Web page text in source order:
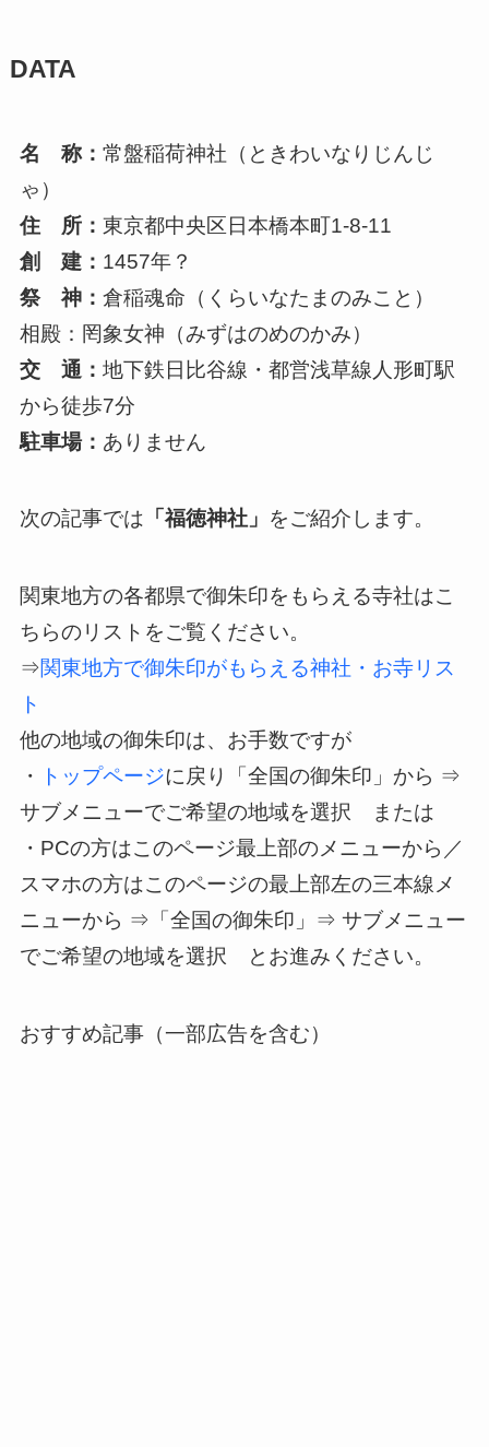
DATA
名 称： 常盤稲荷神社（ときわいなりじんじ
ゃ）
住 所： 東京都中央区日本橋本町1-8-11
創 建： 1457年？
祭 神： 倉稲魂命（くらいなたまのみこと）
相殿：罔象女神（みずはのめのかみ）
交 通： 地下鉄日比谷線・都営浅草線人形町駅
から徒歩7分
駐車場： ありません
次の記事では 「福徳神社」 をご紹介します。
関東地方の各都県で御朱印をもらえる寺社はこ
ちらのリストをご覧ください。
⇒関東地方で御朱印がもらえる神社・お寺リス
ト
他の地域の御朱印は、お手数ですが
・
トップページに戻り「全国の御朱印」から ⇒
サブメニューでご希望の地域を選択 または
・PCの方はこのページ最上部のメニューから／
スマホの方はこのページの最上部左の三本線メ
ニューから ⇒「全国の御朱印」⇒ サブメニュー
でご希望の地域を選択 とお進みください。
おすすめ記事（一部広告を含む）